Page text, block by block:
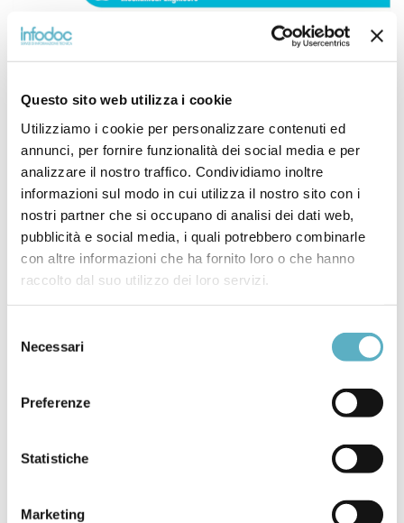
Questo sito web utilizza i cookie
Utilizziamo i cookie per personalizzare contenuti ed
annunci, per fornire funzionalità dei social media e per
analizzare il nostro traffico. Condividiamo inoltre
informazioni sul modo in cui utilizza il nostro sito con i
nostri partner che si occupano di analisi dei dati web,
pubblicità e social media, i quali potrebbero combinarle
con altre informazioni che ha fornito loro o che hanno
raccolto dal suo utilizzo dei loro servizi.
delNecessari
Preferenze
Statistiche
Marketing
PUBBLICATA LA
NUOVA EDIZIONE
ASME ANDE-1-2026
Come si qualificano e certificano in modo uniforme gli
operatori NDE e QC che lavorano nel nucleare? La
risposta arriva dall’edizione 2026 della ASME ANDE-1,
ASME Nondestructive Examination and Quality Control
Central Qualification and Certification Program, lo
standard che definisce un programma centrale di
di certificazione di terza […]